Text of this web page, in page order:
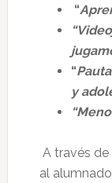
“
“
y
A través
al